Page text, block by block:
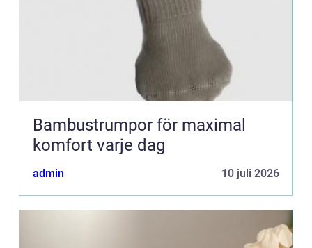
Bambustrumpor för maximal
komfort varje dag
admin 10 juli 2026